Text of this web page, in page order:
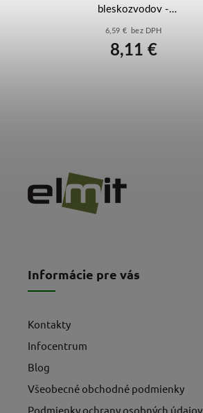
bleskozvodov -
R.8147 - biela
6,59 € bez DPH
8,11 €
Informácie pre vás
Kontakty
Infocentrum
Blog
Všeobecné obchodné podmienky
Podmienky ochrany osobných údajov